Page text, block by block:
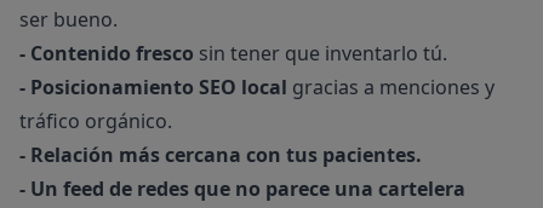
ser bueno.
- Contenido fresco sin tener que inventarlo tú.
- Posicionamiento SEO local gracias a menciones y
tráfico orgánico.
- Relación más cercana con tus pacientes.
- Un feed de redes que no parece una cartelera